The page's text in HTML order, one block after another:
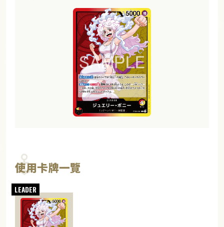
使用卡牌一覽